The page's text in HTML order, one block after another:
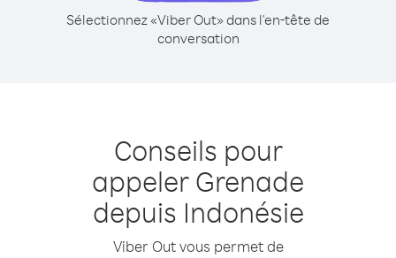
Sélectionnez «Viber Out» dans l'en-tête de
conversation
Conseils pour
appeler Grenade
depuis Indonésie
Viber Out vous permet de